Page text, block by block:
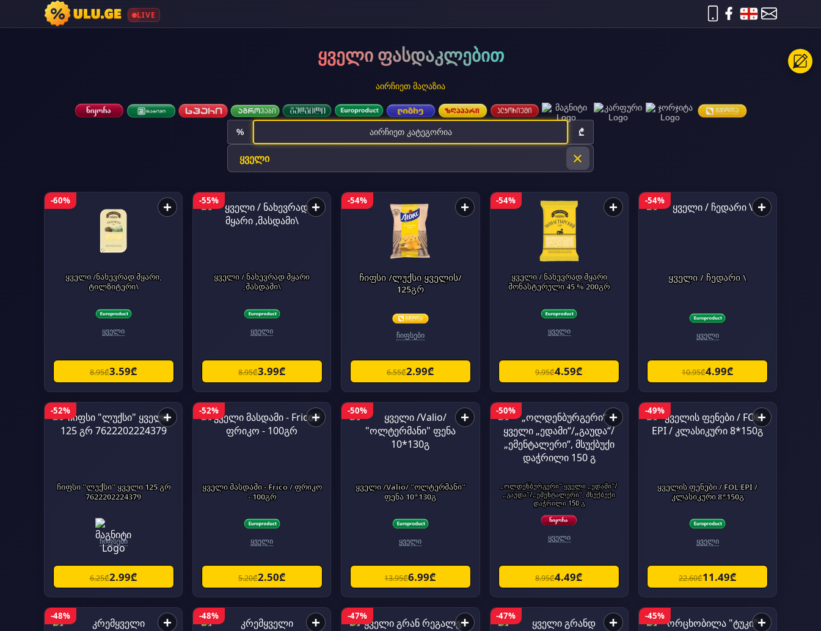
LIVE
ყველი ფასდაკლებით
აირჩიეთ მაღაზია
% აირჩიეთ კატეგორია ₾
×
-60% +
ყველი /ნახევრად მყარი,
ტილზიტერი\
ყველი
8.95₾3.59₾
-55% +
ყველი / ნახევრად მყარი
,მასდამი\
ყველი
8.95₾3.99₾
-54% +
ჩიფსი /ლუქსი ყველის/
125გრ
ჩიფსები
6.55₾2.99₾
-54% +
ყველი / ნახევრად მყარი
მონასტერული 45 % 200გრ
ყველი
9.95₾4.59₾
-54% +
ყველი / ჩედარი \
ყველი
10.95₾4.99₾
-52% +
ჩიფსი "ლუქსი" ყველი 125 გრ
7622202224379
ჩიფსები
6.25₾2.99₾
-52% +
ყველი მასდამი - Frico / ფრიკო
- 100გრ
ყველი
5.20₾2.50₾
-50% +
ყველი /Valio/ "ოლტერმანი"
ფენა 10*130გ
ყველი
13.95₾6.99₾
-50% +
„ოლდენბურგერი“ ყველი „ედამი“/
„გაუდა“/„ემენტალერი“, მსუქბუქი
დაჭრილი 150 გ
ყველი
8.95₾4.49₾
-49% +
ყველის ფენები / FOL EPI /
კლასიკური 8*150გ
ყველი
22.60₾11.49₾
-48% + -48% + -47% + -47% + -45% +